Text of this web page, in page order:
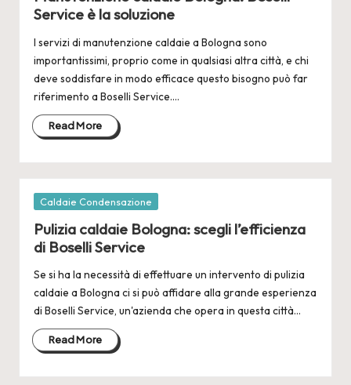
e
2
4
Service è la soluzione
I servizi di manutenzione caldaie a Bologna sono
importantissimi, proprio come in qualsiasi altra città, e chi
deve soddisfare in modo efficace questo bisogno può far
riferimento a Boselli Service.…
Read More
Posted
Caldaie Condensazione
Pulizia caldaie Bologna: scegli l’efficienza
di Boselli Service
Se si ha la necessità di effettuare un intervento di pulizia
caldaie a Bologna ci si può affidare alla grande esperienza
di Boselli Service, un'azienda che opera in questa città…
Read More